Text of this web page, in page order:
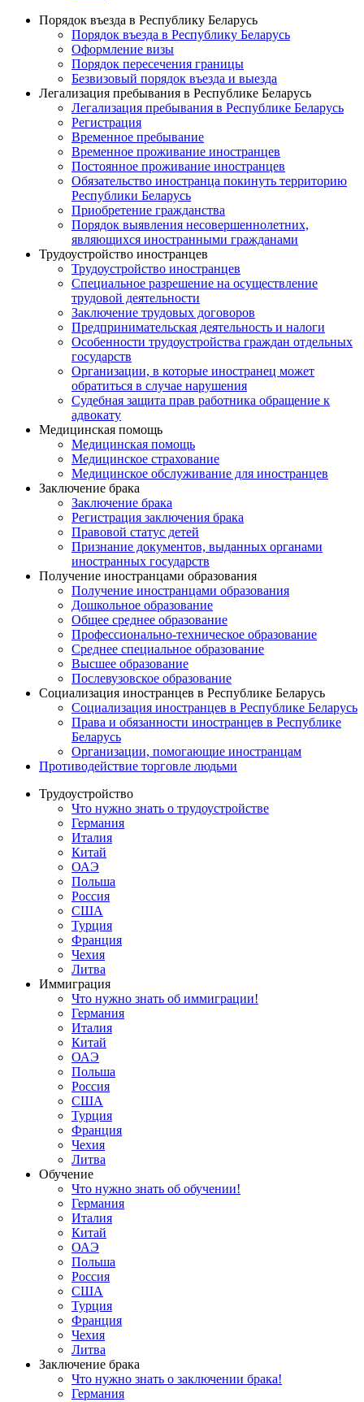
Порядок въезда в Республику Беларусь
Порядок въезда в Республику Беларусь
Оформление визы
Порядок пересечения границы
Безвизовый порядок въезда и выезда
Легализация пребывания в Республике Беларусь
Легализация пребывания в Республике Беларусь
Регистрация
Временное пребывание
Временное проживание иностранцев
Постоянное проживание иностранцев
Обязательство иностранца покинуть территорию
Республики Беларусь
Приобретение гражданства
Порядок выявления несовершеннолетних,
являющихся иностранными гражданами
Трудоустройство иностранцев
Трудоустройство иностранцев
Специальное разрешение на осуществление
трудовой деятельности
Заключение трудовых договоров
Предпринимательская деятельность и налоги
Особенности трудоустройства граждан отдельных
государств
Организации, в которые иностранец может
обратиться в случае нарушения
Судебная защита прав работника обращение к
адвокату
Медицинская помощь
Медицинская помощь
Медицинское страхование
Медицинское обслуживание для иностранцев
Заключение брака
Заключение брака
Регистрация заключения брака
Правовой статус детей
Признание документов, выданных органами
иностранных государств
Получение иностранцами образования
Получение иностранцами образования
Дошкольное образование
Общее среднее образование
Профессионально-техническое образование
Среднее специальное образование
Высшее образование
Послевузовское образование
Социализация иностранцев в Республике Беларусь
Социализация иностранцев в Республике Беларусь
Права и обязанности иностранцев в Республике
Беларусь
Oрганизации, помогающие иностранцам
Противодействие торговле людьми
Трудоустройство
Что нужно знать о трудоустройстве
Германия
Италия
Китай
ОАЭ
Польша
Россия
США
Турция
Франция
Чехия
Литва
Иммиграция
Что нужно знать об иммиграции!
Германия
Италия
Китай
ОАЭ
Польша
Россия
США
Турция
Франция
Чехия
Литва
Обучение
Что нужно знать об обучении!
Германия
Италия
Китай
ОАЭ
Польша
Россия
США
Турция
Франция
Чехия
Литва
Заключение брака
Что нужно знать о заключении брака!
Германия